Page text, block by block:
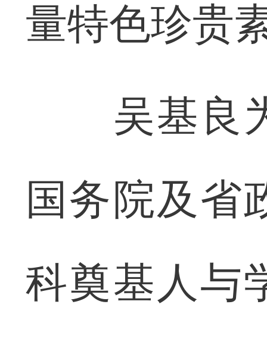
量特色珍贵
吴基良为
国务院及省
科奠基人与